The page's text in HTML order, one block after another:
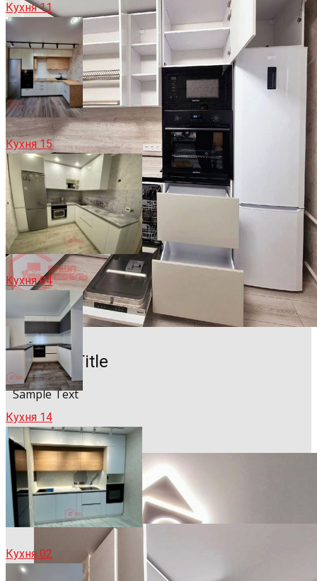
Sample Title
Sample Text
Кухня 11
Кухня 15
Кухня 04
Кухня 14
Кухня 02